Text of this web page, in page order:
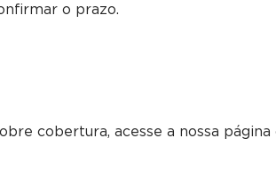
o prazo.
cobertura, acesse a nossa página